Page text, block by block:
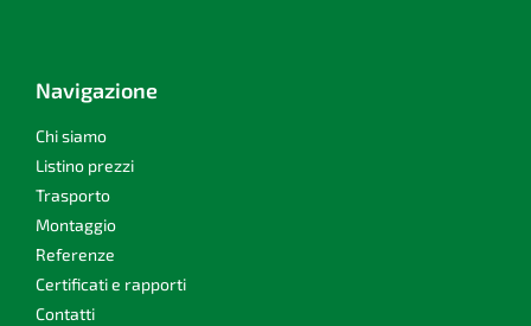
Navigazione
Chi siamo
Listino prezzi
Trasporto
Montaggio
Referenze
Certificati e rapporti
Contatti